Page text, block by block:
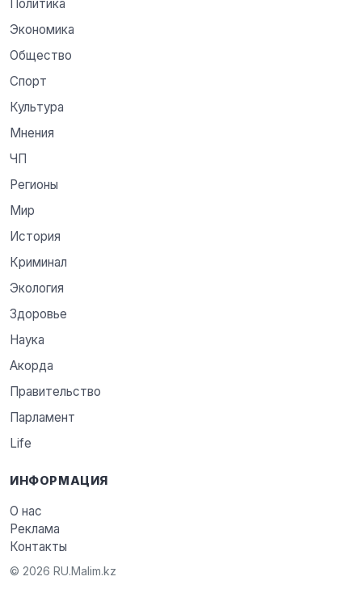
Политика
Экономика
Общество
Спорт
Культура
Мнения
ЧП
Регионы
Мир
История
Криминал
Экология
Здоровье
Наука
Акорда
Правительство
Парламент
Life
ИНФОРМАЦИЯ
О нас
Реклама
Контакты
© 2026 RU.Malim.kz